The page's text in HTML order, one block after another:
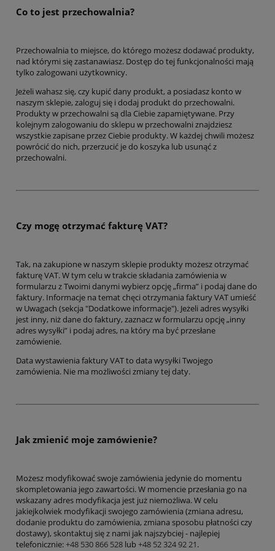
Co to jest przechowalnia?
Przechowalnia to miejsce, do którego możesz dodawać produkty,
nad którymi się zastanawiasz. Dostęp do tej funkcjonalności mają
tylko zalogowani użytkownicy.
Jeżeli wahasz się, czy kupić dany produkt, a posiadasz konto w
naszym sklepie, zaloguj się i dodaj produkt do przechowalni.
Produkty w przechowalni są dla Ciebie zapamiętywane. Przy
kolejnym zalogowaniu do sklepu w przechowalni znajdziesz
wszystkie zapisane przez Ciebie produkty. W każdej chwili możesz
powrócić do nich, przerzucić je do koszyka lub usunąć z
przechowalni.
Czy mogę otrzymać fakturę VAT?
Tak, na zakupione w naszym sklepie produkty możesz otrzymać
fakturę VAT. W tym celu w trakcie składania zamówienia w
formularzu z Twoimi danymi wybierz opcję „firma” i podaj dane do
faktury. Informacje na temat chęci otrzymania faktury VAT umieść
w Uwagach (sekcja "Dodatkowe informacje"). Jeżeli adres wysyłki
jest inny, niż dane do faktury, zaznacz w formularzu opcję „inny
adres wysyłki” i podaj adres, na który ma być przesłane
zamówienie.
Data wystawienia faktury VAT to data wysyłki Twojego
zamówienia. Nie ma możliwości zmiany tej daty.
Jak zmienić moje zamówienie?
Możesz modyfikować swoje zamówienia jedynie do momentu
skompletowania jego zawartości. W momencie przesłania go na
wskazany adres modyfikacja jest już niemożliwa. W celu
jakiejkolwiek modyfikacji swojego zamówienia (zmiana adresu,
dodanie produktu do zamówienia, zmiana sposobu płatności czy
dostawy), skontaktuj się z nami jak najszybciej - najlepiej
telefonicznie:+48 530 866 528 lub+48 52 324 92 21.